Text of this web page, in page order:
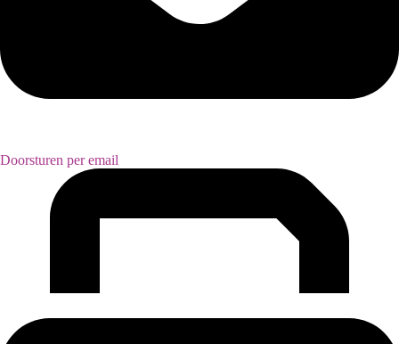
Doorsturen per email